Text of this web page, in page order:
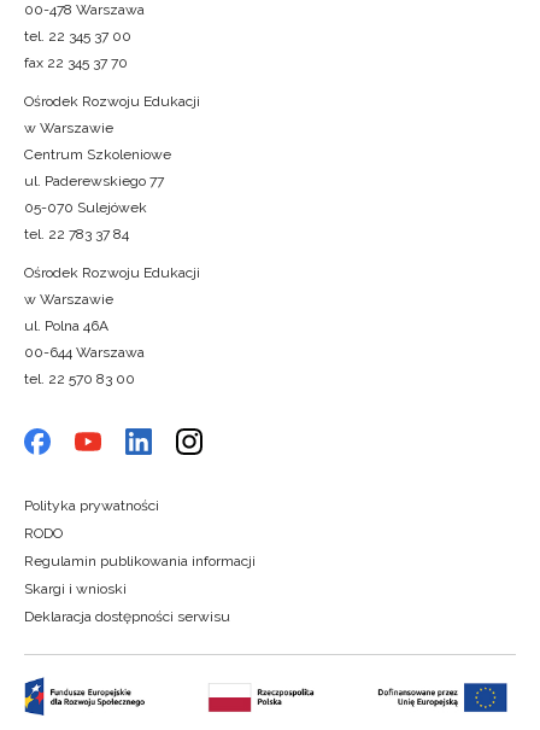
00-478 Warszawa
tel. 22 345 37 00
fax 22 345 37 70
Ośrodek Rozwoju Edukacji
w Warszawie
Centrum Szkoleniowe
ul. Paderewskiego 77
05-070 Sulejówek
tel. 22 783 37 84
Ośrodek Rozwoju Edukacji
w Warszawie
ul. Polna 46A
00-644 Warszawa
tel. 22 570 83 00
Polityka prywatności
RODO
Regulamin publikowania informacji
Skargi i wnioski
Deklaracja dostępności serwisu